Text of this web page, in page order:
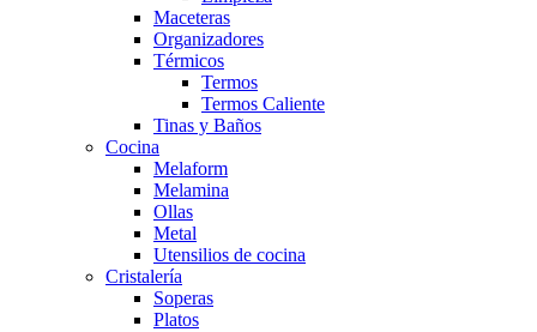
Maceteras
Organizadores
Térmicos
Termos
Termos Caliente
Tinas y Baños
Cocina
Melaform
Melamina
Ollas
Metal
Utensilios de cocina
Cristalería
Soperas
Platos